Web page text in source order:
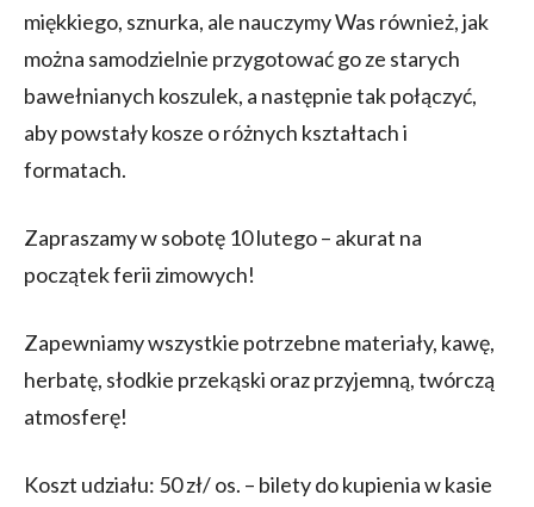
miękkiego, sznurka, ale nauczymy Was również, jak
można samodzielnie przygotować go ze starych
bawełnianych koszulek, a następnie tak połączyć,
aby powstały kosze o różnych kształtach i
formatach.
Zapraszamy w sobotę 10 lutego – akurat na
początek ferii zimowych!
Zapewniamy wszystkie potrzebne materiały, kawę,
herbatę, słodkie przekąski oraz przyjemną, twórczą
atmosferę!
Koszt udziału: 50 zł/ os. – bilety do kupienia w kasie